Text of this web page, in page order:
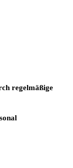
regelmäßige